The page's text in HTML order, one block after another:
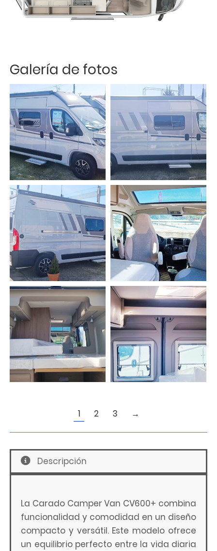
Galería de fotos
1 2 3 →
Descripción
La Carado Camper Van CV600+ combina
funcionalidad y comodidad en un diseño
compacto y versátil. Este modelo ofrece
un equilibrio perfecto entre la vida diaria